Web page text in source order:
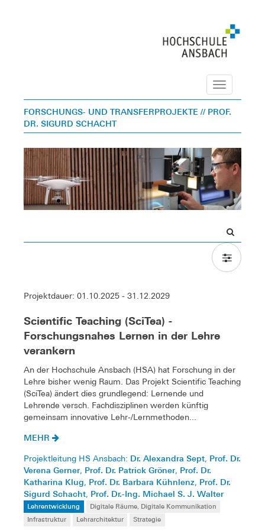
Navigation
FORSCHUNGS- UND TRANSFERPROJEKTE // PROF.
DR. SIGURD SCHACHT
Projektdauer: 01.10.2025 - 31.12.2029
Scientific Teaching (SciTea) -
Forschungsnahes Lernen in der Lehre
verankern
An der Hochschule Ansbach (HSA) hat Forschung in der
Lehre bisher wenig Raum. Das Projekt Scientific Teaching
(SciTea) ändert dies grundlegend: Lernende und
Lehrende versch. Fachdisziplinen werden künftig
gemeinsam innovative Lehr-/Lernmethoden...
MEHR
Projektleitung HS Ansbach: Dr. Alexandra Sept, Prof. Dr.
Verena Gerner, Prof. Dr. Patrick Gröner, Prof. Dr.
Katharina Klug, Prof. Dr. Barbara Kühnlenz, Prof. Dr.
Sigurd Schacht, Prof. Dr.-Ing. Michael S. J. Walter
Lehrentwicklung
Digitale Räume, Digitale Kommunikation
Infrastruktur
Lehrarchitektur Strategie